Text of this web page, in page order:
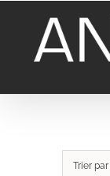
Trier par